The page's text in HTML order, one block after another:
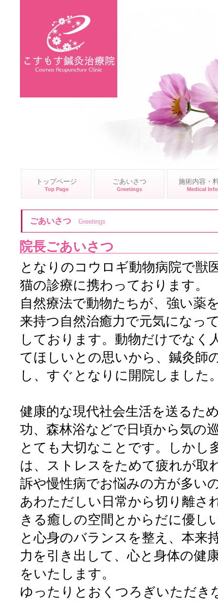
ごあいさつ Greetings
院長ごあいさつ
となりのコウロギ動物病院で獣
猫の診療に携わっております。
自然療法で動物たちが、強い薬
来持つ自然治癒力で元気になっ
しております。動物だけでなく
てほしいとの思いから、鍼灸師
し、すぐとなりに開院しました
健康的な現代社会生活を送るた
功、森林浴などで日頃から気の
とても大切なことです。しかし
は、ストレスをためて疲れが取
訴や慢性病でお悩みの方が多い
あわただしい日常から切り離さ
きる癒しの空間とからだに優し
と心身のバランスを整え、本来
力を引き出して、心と身体の健
をいたします。
ゆったりとおくつろぎいただき
トップページ
Top Page
ごあいさつ
Greetings
施術内容・
Medical Info